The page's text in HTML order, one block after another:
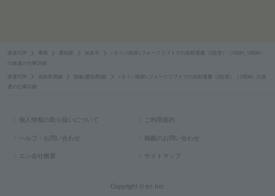
派遣TOP 東海 愛知県 知多市
<タイパ抜群>フォークリフトでの資材運搬（2交替）（10241_13034）
の派遣の仕事詳細
派遣TOP 名鉄常滑線 朝倉(愛知県)駅
<タイパ抜群>フォークリフトでの資材運搬（2交替）（13034）の派
遣の仕事詳細
個人情報の取り扱いについて ご利用規約
ヘルプ・お問い合わせ 掲載のお問い合わせ
エン会社概要 サイトマップ
Copyright © en Inc.